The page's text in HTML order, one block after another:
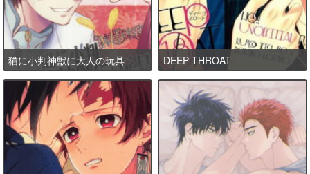
猫に小判神獣に大人の玩具 DEEP THROAT